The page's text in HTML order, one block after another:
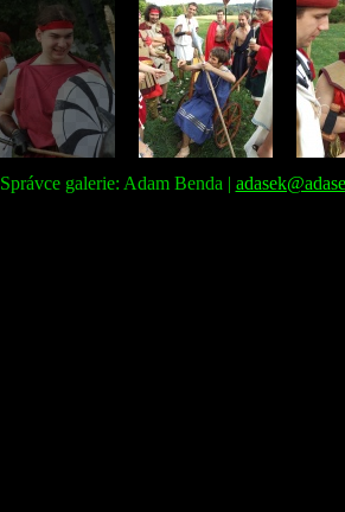
Správce galerie: Adam Benda |